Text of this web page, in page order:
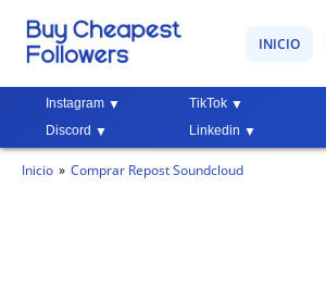
INICIO
Instagram TikTok
Discord
Linkedin
Inicio Comprar Repost Soundcloud